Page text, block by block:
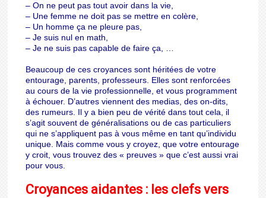
– On ne peut pas tout avoir dans la vie,
– Une femme ne doit pas se mettre en colère,
– Un homme ça ne pleure pas,
– Je suis nul en math,
– Je ne suis pas capable de faire ça, …
Beaucoup de ces croyances sont héritées de votre
entourage, parents, professeurs. Elles sont renforcées
au cours de la vie professionnelle, et vous programment
à échouer. D’autres viennent des medias, des on-dits,
des rumeurs. Il y a bien peu de vérité dans tout cela, il
s’agit souvent de généralisations ou de cas particuliers
qui ne s’appliquent pas à vous même en tant qu’individu
unique. Mais comme vous y croyez, que votre entourage
y croit, vous trouvez des « preuves » que c’est aussi vrai
pour vous.
Croyances aidantes : les clefs vers